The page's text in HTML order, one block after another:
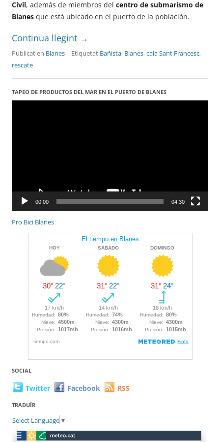
Civil, además de miembros del centro de submarismo de
Blanes que está ubicado en el puerto de la población.
Continua llegint →
Publicat en Blanes | Etiquetat Bañista, Blanes,cala Sant Francesc,
rescate
TAPEO DE PRODUCTOS DEL MAR EN EL PUERTO DE BLANES
Reproductor
00:00 04:30
Pro Bici Blanes
SOCIAL
Twitter Facebook RSS
TRADUÏR
Select Language ▼